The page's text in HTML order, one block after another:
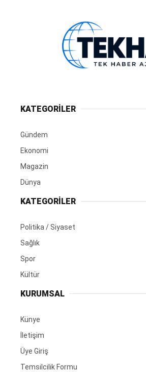
KATEGORİLER
Gündem
Ekonomi
Magazin
Dünya
KATEGORİLER
Politika / Siyaset
Sağlık
Spor
Kültür
KURUMSAL
Künye
İletişim
Üye Giriş
Temsilcilik Formu